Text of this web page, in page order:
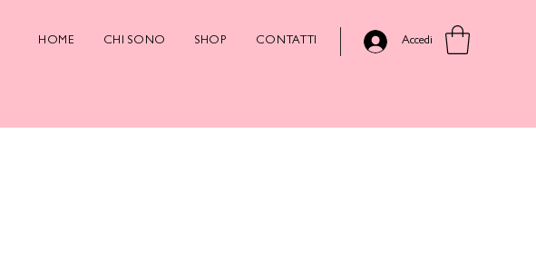
HOME CHI SONO SHOP CONTATTI Accedi